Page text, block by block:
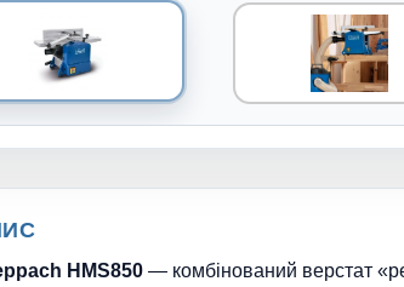
HMS850 — комбінований верстат